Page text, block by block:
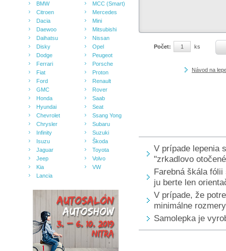
BMW
Citroen
Dacia
Daewoo
Daihatsu
Disky
Dodge
Ferrari
Fiat
Ford
GMC
Honda
Hyundai
Chevrolet
Chrysler
Infinity
Isuzu
Jaguar
Jeep
Kia
Lancia
MCC (Smart)
Mercedes
Mini
Mitsubishi
Nissan
Opel
Peugeot
Porsche
Proton
Renault
Rover
Saab
Seat
Ssang Yong
Subaru
Suzuki
Škoda
Toyota
Volvo
VW
Počet: ks
Návod na
V prípade lepenia
"zrkadlovo
Farebná škála
ju berte len
V prípade, že
minimálne
Samolepka je